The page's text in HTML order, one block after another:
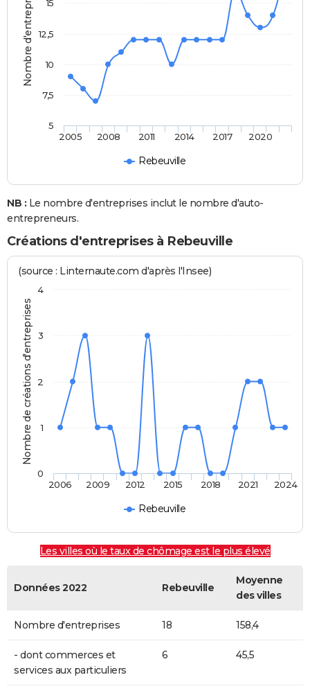
Nombre d'entreprises
Rebeuville
2005 2008 2011 2014 2017 2020
5
7,5
10
12,5
15
NB : Le nombre d'entreprises inclut le nombre d'auto-
entrepreneurs.
Créations d'entreprises à Rebeuville
Nombre de créations d'entreprises
(source : Linternaute.com d'après l'Insee)
Rebeuville
2006 2009 2012 2015 2018 2021 2024
0
1
2
3
4
Les villes où le taux de chômage est le plus élevé
Données 2022 Rebeuville
Moyenne
des villes
Nombre d'entreprises 18 158,4
- dont commerces et
services aux particuliers
6 45,5